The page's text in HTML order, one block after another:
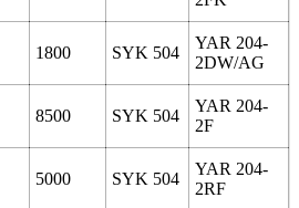
1800 SYK 504
YAR 204-
2DW/AG
8500 SYK 504
YAR 204-
2F
5000 SYK 504
YAR 204-
2RF